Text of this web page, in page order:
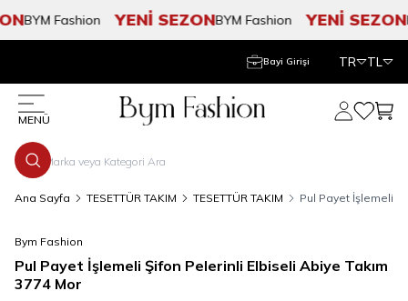
BYM Fashion YENİ SEZONBYM Fashion YENİ SEZON
Bayi Girişi TR TL
MENÜ
Hesabım
Ana Sayfa TESETTÜR TAKIM TESETTÜR TAKIM Pul Payet İşlemeli
Bym Fashion
Pul Payet İşlemeli Şifon Pelerinli Elbiseli Abiye Takım
3774 Mor